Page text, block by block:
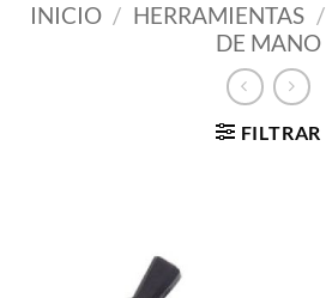
INICIO / HERRAMIENTAS /
DE MANO
FILTRAR